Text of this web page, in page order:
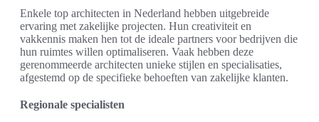
Enkele top architecten in Nederland hebben uitgebreide
ervaring met zakelijke projecten. Hun creativiteit en
vakkennis maken hen tot de ideale partners voor bedrijven die
hun ruimtes willen optimaliseren. Vaak hebben deze
gerenommeerde architecten unieke stijlen en specialisaties,
afgestemd op de specifieke behoeften van zakelijke klanten.
Regionale specialisten